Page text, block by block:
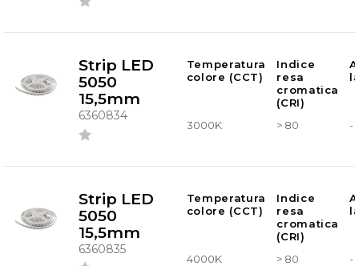
Strip LED
5050
15,5mm
6360834
Temperatura
colore (CCT)
Indice
resa
cromatica
(CRI)
3000K > 80 -
Strip LED
5050
15,5mm
6360835
Temperatura
colore (CCT)
Indice
resa
cromatica
(CRI)
4000K > 80 -